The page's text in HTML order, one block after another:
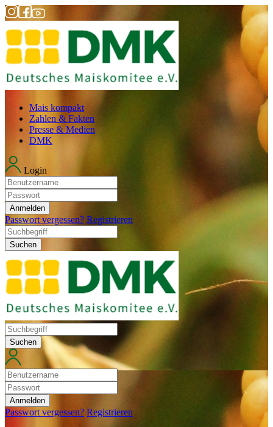
Mais kompakt
Zahlen & Fakten
Presse & Medien
DMK
Login
Anmelden
Passwort vergessen? Registrieren
Suchen
Suchen
Anmelden
Passwort vergessen? Registrieren